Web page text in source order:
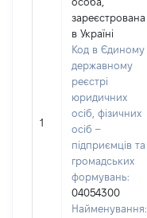
1
зареєстрована
в Україні
Код в Єдиному
державному
реєстрі
юридичних
осіб, фізичних
осіб –
підприємців та
громадських
формувань:
04054300
Найменування: